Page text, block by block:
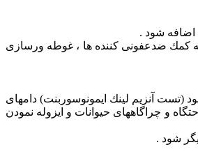
اضافه شود .
كمك ضدعفونی كننده ها ، غوطه ورسازی
(تست آنزیم لینك ایمونوسوربنت) دامهای
و چراگاههای حیوانات و ایزوله نمودن
شود .